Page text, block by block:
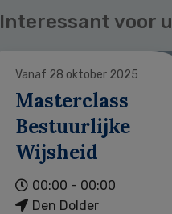
Interessant voor u
Vanaf 28 oktober 2025
Masterclass
Bestuurlijke
Wijsheid
00:00 - 00:00
Den Dolder